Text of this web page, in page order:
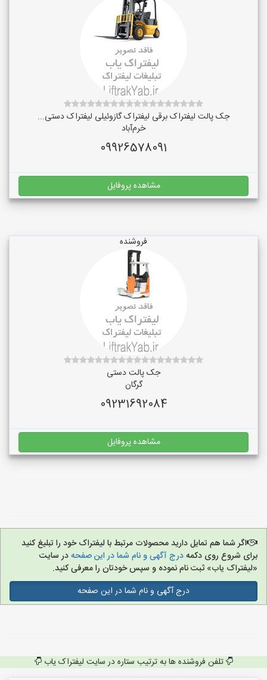
جک پالت لیفتراک برقی لیفتراک گازوئیلی لیفتراک دستی...
خرم‌آباد
09926578091
مشاهده پروفایل
فروشنده
جک پالت دستی
گرگان
09231692084
مشاهده پروفایل
اگر شما هم تمایل دارید محصولات مرتبط با لیفتراک خود را تبلیغ کنید
برای شروع روی دکمهدرج آگهی و نام شما در این صفحهدر سایت
«لیفتراک یاب» ثبت نام نموده و سپس خودتان را معرفی کنید.
درج آگهی و نام شما در این صفحه
تلفن فروشنده ها به ترتیب ستاره در سایت لیفتراک یاب